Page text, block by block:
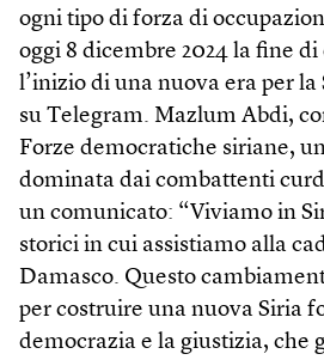
ogni tipo di forza di
oggi 8 dicembre 2024 la fine di
l’inizio di una nuova era per la
su Telegram. Mazlum Abdi,
Forze democratiche siriane,
dominata dai combattenti
un comunicato: “Viviamo in
storici in cui assistiamo alla
Damasco. Questo
per costruire una nuova Siria
democrazia e la giustizia, che